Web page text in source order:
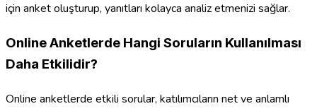
için anket oluşturup, yanıtları kolayca analiz etmenizi sağlar.
Online Anketlerde Hangi Soruların Kullanılması
Daha Etkilidir?
Online anketlerde etkili sorular, katılımcıların net ve anlamlı